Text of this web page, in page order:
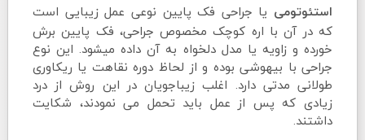
استئوتومی یا جراحی فک پایین نوعی عمل زیبایی است
که در آن با اره کوچک مخصوص جراحی، فک پایین برش
خورده و زاویه یا مدل دلخواه به آن داده میشود. این نوع
جراحی با بیهوشی بوده و از لحاظ دوره نقاهت یا ریکاوری
طولانی مدتی دارد. اغلب زیباجویان در این روش از درد
زیادی که پس از عمل باید تحمل می نمودند، شکایت
داشتند.